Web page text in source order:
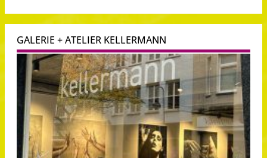
GALERIE + ATELIER KELLERMANN